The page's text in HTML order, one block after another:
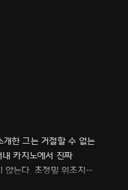
개한 그는 거절할 수 없는
카지노에서 진짜
않는다. 초정밀 위조지폐